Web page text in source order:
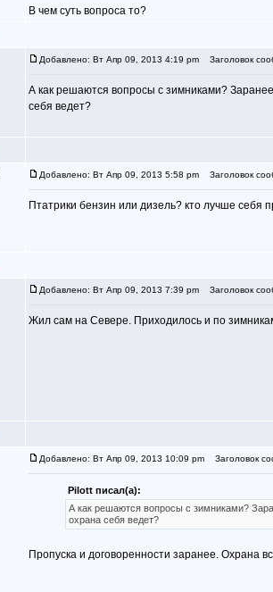
В чем суть вопроса то?
Добавлено: Вт Апр 09, 2013 4:19 pm Заголовок
А как решаются вопросы с зимниками?
себя ведет?
Добавлено: Вт Апр 09, 2013 5:58 pm Заголовок
Птатрики бензин или дизель? кто лучше себя
Добавлено: Вт Апр 09, 2013 7:39 pm Заголовок
Жил сам на Севере. Приходилось и по
Добавлено: Вт Апр 09, 2013 10:09 pm Заголовок
Pilott писал(а):
А как решаются вопросы с зимниками?
охрана себя ведет?
Пропуска и договоренности заранее. Охрана